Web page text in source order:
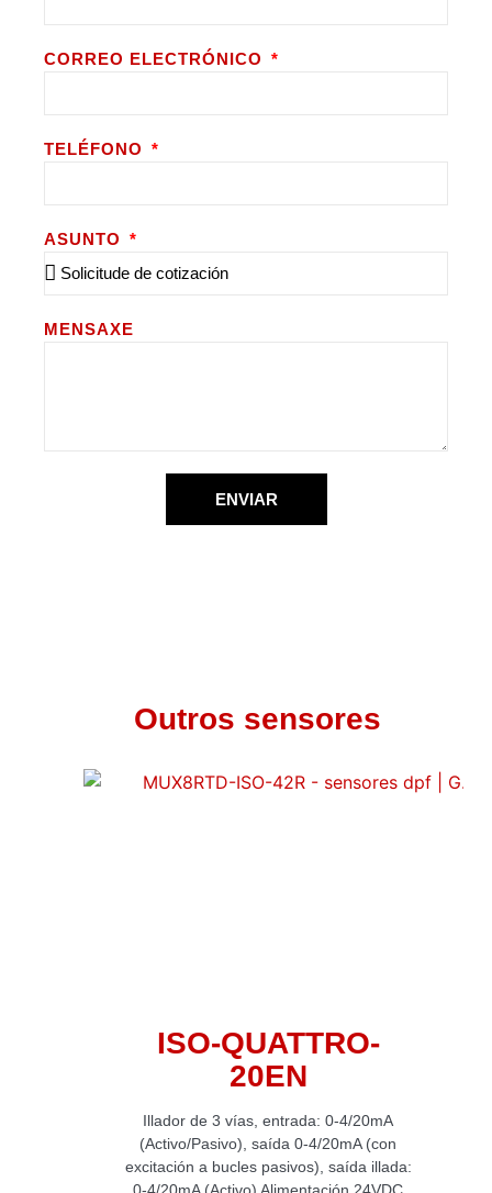
CORREO ELECTRÓNICO
TELÉFONO
ASUNTO
MENSAXE
ENVIAR
Outros sensores
ISO-QUATTRO-
20EN
Illador de 3 vías, entrada: 0-4/20mA
(Activo/Pasivo), saída 0-4/20mA (con
excitación a bucles pasivos), saída illada:
0-4/20mA (Activo) Alimentación 24VDC